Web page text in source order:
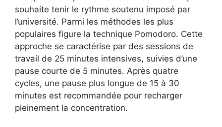
souhaite tenir le rythme soutenu imposé par
l’université. Parmi les méthodes les plus
populaires figure la technique Pomodoro. Cette
approche se caractérise par des sessions de
travail de 25 minutes intensives, suivies d’une
pause courte de 5 minutes. Après quatre
cycles, une pause plus longue de 15 à 30
minutes est recommandée pour recharger
pleinement la concentration.